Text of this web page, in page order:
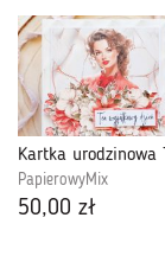
PapierowyMix
50,00 zł